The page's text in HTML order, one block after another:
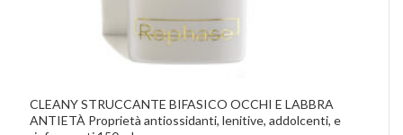
CLEANY STRUCCANTE BIFASICO OCCHI E LABBRA
ANTIETÀ Proprietà antiossidanti, lenitive, addolcenti, e